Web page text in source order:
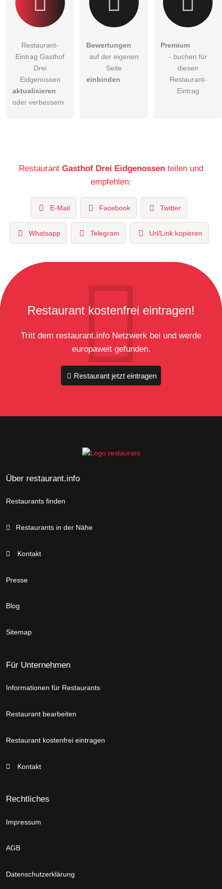
Restaurant-
Eintrag Gasthof
Drei
Eidgenossen
aktualisieren
oder verbessern
Bewertungen
auf der eigenen
Seite
einbinden
Premium
- buchen für
diesen
Restaurant-
Eintrag
Restaurant Gasthof Drei Eidgenossen teilen und
empfehlen:
E-Mail Facebook Twitter
Whatsapp Telegram Url/Link kopieren
Restaurant kostenfrei eintragen!
Tritt dem restaurant.info Netzwerk bei und werde
europaweit gefunden.
Restaurant jetzt eintragen
Über restaurant.info
Restaurants finden
Restaurants in der Nähe
Kontakt
Presse
Blog
Sitemap
Für Unternehmen
Informationen für Restaurants
Restaurant bearbeiten
Restaurant kostenfrei eintragen
Kontakt
Rechtliches
Impressum
AGB
Datenschutzerklärung